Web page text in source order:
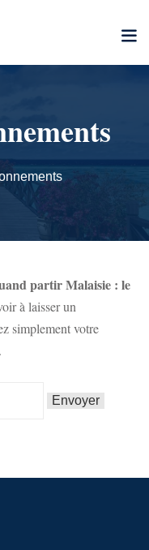
partir Malaisie : le
à laisser un
simplement votre